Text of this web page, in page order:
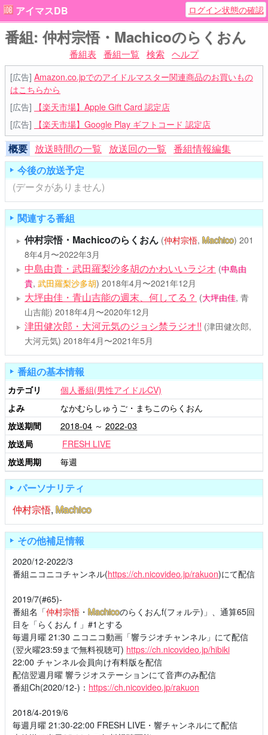
アイマスDB ログイン状態の確認
番組: 仲村宗悟・Machicoのらくおん
番組表 番組一覧 検索 ヘルプ
[広告] Amazon.co.jpでのアイドルマスター関連商品のお買いもの
はこちらから
[広告]
【楽天市場】Apple Gift Card 認定店
[広告]
【楽天市場】Google Play ギフトコード 認定店
概要 放送時間の一覧 放送回の一覧 番組情報編集
今後の放送予定
(データがありません)
関連する番組
仲村宗悟・Machicoのらくおん (仲村宗悟, Machico) 201
8年4月〜2022年3月
中島由貴・武田羅梨沙多胡のかわいいラジオ (中島由
貴, 武田羅梨沙多胡) 2018年4月〜2021年12月
大坪由佳・青山吉能の週末、何してる？ (大坪由佳, 青
山吉能) 2018年4月〜2020年12月
津田健次郎・大河元気のジョシ禁ラジオ!! (津田健次郎,
大河元気) 2018年4月〜2021年5月
番組の基本情報
カテゴリ
個人番組(男性アイドルCV)
よみ
なかむらしゅうご・まちこのらくおん
放送期間
2018-04 ～ 2022-03
放送局
FRESH LIVE
放送周期
毎週
パーソナリティ
仲村宗悟, Machico
その他補足情報
2020/12-2022/3
番組ニコニコチャンネル(https://ch.nicovideo.jp/rakuon)にて配信
2019/7(#65)-
番組名「仲村宗悟 ・ Machicoのらくおんf(フォルテ)」、通算65回
目を「らくおんｆ」#1とする
毎週月曜 21:30 ニコニコ動画「響ラジオチャンネル」にて配信
(翌火曜23:59まで無料視聴可) https://ch.nicovideo.jp/hibiki
22:00 チャンネル会員向け有料版を配信
配信翌週月曜 響ラジオステーションにて音声のみ配信
番組Ch(2020/12-)： https://ch.nicovideo.jp/rakuon
2018/4-2019/6
毎週月曜 21:30-22:00 FRESH LIVE・響チャンネルにて配信